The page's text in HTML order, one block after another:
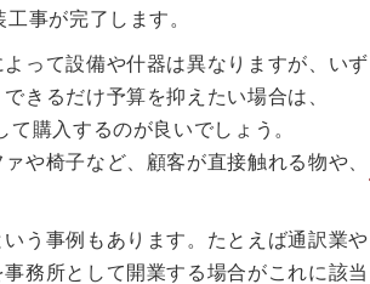
事が完了します。
って設備や什器は異なりますが、いず
きるだけ予算を抑えたい場合は、
購入するのが良いでしょう。
や椅子など、顧客が直接触れる物や、
う事例もあります。たとえば通訳業や
務所として開業する場合がこれに該当